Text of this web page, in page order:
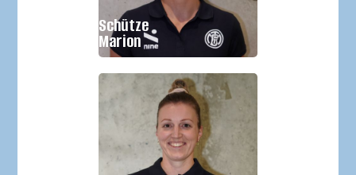
Marion
Schütze
Größe:
Im Verein seit:
2019
Geburtsjahr: